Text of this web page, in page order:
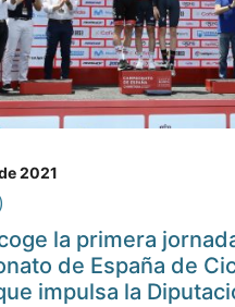
2021
la primera
de España de
impulsa la